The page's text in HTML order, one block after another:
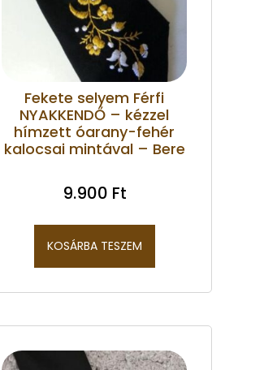
Fekete selyem Férfi
NYAKKENDŐ – kézzel
hímzett óarany-fehér
kalocsai mintával – Bere
9.900 Ft
KOSÁRBA TESZEM